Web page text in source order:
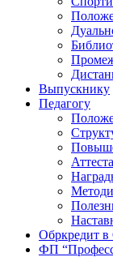
Выпускнику
Педагогу
Обркредит
ФП